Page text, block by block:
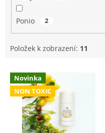
Ponio 2
Položek k zobrazení: 11
V
p
Novinka
NON TOXIC